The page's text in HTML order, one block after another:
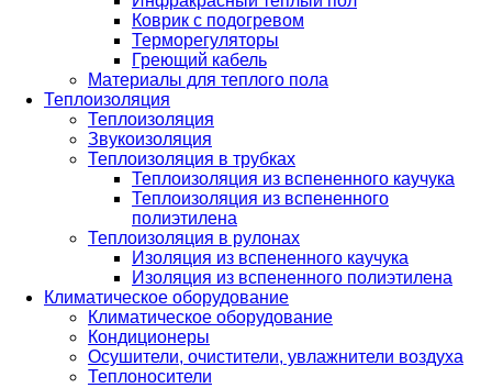
Коврик с подогревом
Терморегуляторы
Греющий кабель
Материалы для теплого пола
Теплоизоляция
Теплоизоляция
Звукоизоляция
Теплоизоляция в трубках
Теплоизоляция из вспененного каучука
Теплоизоляция из вспененного
полиэтилена
Теплоизоляция в рулонах
Изоляция из вспененного каучука
Изоляция из вспененного полиэтилена
Климатическое оборудование
Климатическое оборудование
Кондиционеры
Осушители, очистители, увлажнители воздуха
Теплоносители